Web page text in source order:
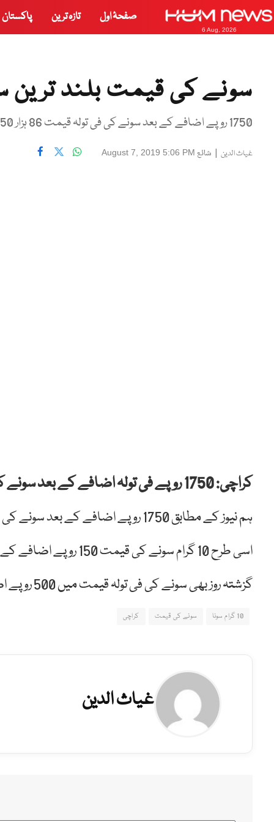
6 Aug, 2026
صفحۂ اول تازہ ترین پاکستان
سونے کی قیمت بلند ترین
1750 روپے اضافے کے بعد سونے کی فی تولہ قیمت 86 ہزار 250 روپے ہوگئی ہے
غیاث الدین | شائع August 7, 2019 5:06 PM
کراچی: 1750 روپے فی تولہ اضافے کے بعد سونے کی قیمت ملک کی بلند ترین سطح پر پہنچ گئی ہے۔
ہم نیوز کے مطابق 1750 روپے اضافے کے بعد سونے کی فی تولہ قیمت 86 ہزار 250 روپے ہوگئی ہے۔
اسی طرح 10 گرام سونے کی قیمت 150 روپے اضافے کے بعد 73 ہزار 945 روپے ہوگئی ہے۔
گزشتہ روز بھی سونے کی فی تولہ قیمت میں 500 روپے اضافہ ہوا تھا۔
10 گرام سونا سونے کی قیمت کراچی
غیاث الدین